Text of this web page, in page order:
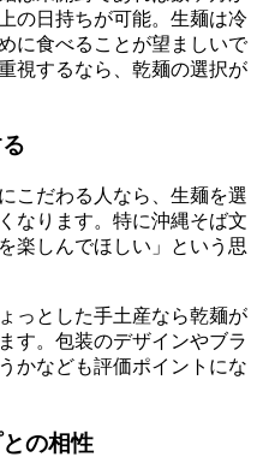
の日持ちが可能。生麺は冷
に食べることが望ましいで
視するなら、乾麺の選択が
こだわる人なら、生麺を選
なります。特に沖縄そば文
楽しんでほしい」という思
っとした手土産なら乾麺が
す。包装のデザインやブラ
かなども評価ポイントにな
の相性